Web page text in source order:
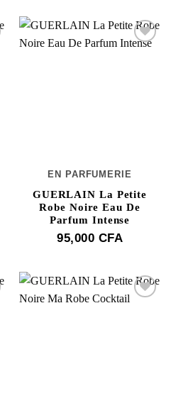
EN PARFUMERIE
GUERLAIN La Petite
Robe Noire Eau De
Parfum Intense
95,000 CFA